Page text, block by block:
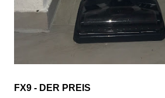
FX9 - DER PREIS